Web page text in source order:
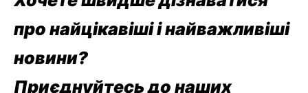
про найцікавіші і найважливіші
новини?
Приєднуйтесь до наших